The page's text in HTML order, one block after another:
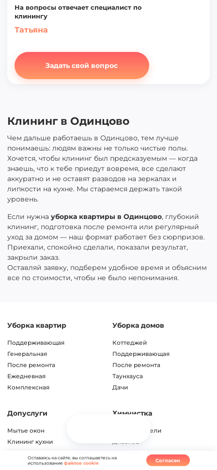
Оставаясь на сайте, вы соглашаетесь на
использование файлов cookie Согласен
На вопросы отвечает специалист по
клинингу
Татьяна
Задать свой вопрос
Клининг в Одинцово
Чем дальше работаешь в Одинцово, тем лучше
понимаешь: людям важны не только чистые полы.
Хочется, чтобы клининг был предсказуемым — когда
знаешь, что к тебе приедут вовремя, все сделают
аккуратно и не оставят разводов на зеркалах и
липкости на кухне. Мы стараемся держать такой
уровень.
Если нужна уборка квартиры в Одинцово, глубокий
клининг, подготовка после ремонта или регулярный
уход за домом — наш формат работает без сюрпризов.
Приехали, спокойно сделали, показали результат,
закрыли заказ.
Оставляй заявку, подберем удобное время и объясним
все по стоимости, чтобы не было непонимания.
Уборка квартир
Поддерживающая
Генеральная
После ремонта
Ежедневная
Комплексная
Уборка домов
Коттеджей
Поддерживающая
После ремонта
Таунхауса
Дачи
Допуслуги
Мытье окон
Клининг кухни
Озонирование
Химчистка
Мягкой мебели
Диванов
Ковролина